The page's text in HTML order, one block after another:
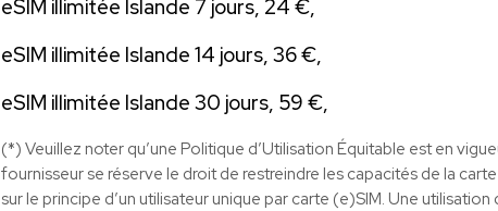
eSIM illimitée Islande 7 jours, 24 €,
eSIM illimitée Islande 14 jours, 36 €,
eSIM illimitée Islande 30 jours, 59 €,
(*) Veuillez noter qu’une Politique d’Utilisation Équitable est en
fournisseur se réserve le droit de restreindre les capacités de la
sur le principe d’un utilisateur unique par carte (e)SIM. Une